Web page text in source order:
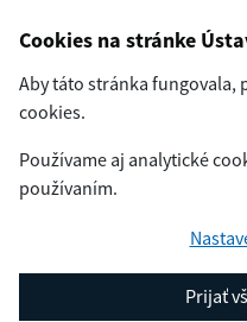
Cookies na stránke
Aby táto stránka fungovala,
cookies.
Používame aj analytické
používaním.
Prijať